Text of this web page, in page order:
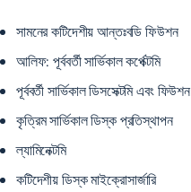
সামনের কটিদেশীয় আন্তঃবডি ফিউশন
আলিফ: পূর্ববর্তী সার্ভিকাল কর্পেক্টমি
পূর্ববর্তী সার্ভিকাল ডিসসেক্টমি এবং ফিউশন
কৃত্রিম সার্ভিকাল ডিস্ক প্রতিস্থাপন
ল্যামিনেক্টমি
কটিদেশীয় ডিস্ক মাইক্রোসার্জারি